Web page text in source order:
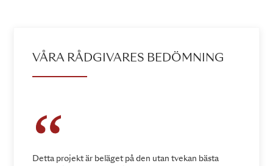
VÅRA RÅDGIVARES BEDÖMNING
Detta projekt är beläget på den utan tvekan bästa